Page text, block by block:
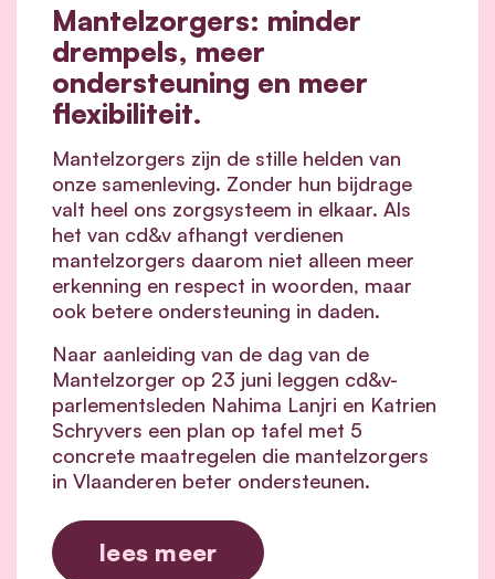
Mantelzorgers: minder
drempels, meer
ondersteuning en meer
flexibiliteit.
Mantelzorgers zijn de stille helden van
onze samenleving. Zonder hun bijdrage
valt heel ons zorgsysteem in elkaar. Als
het van cd&v afhangt verdienen
mantelzorgers daarom niet alleen meer
erkenning en respect in woorden, maar
ook betere ondersteuning in daden.
Naar aanleiding van de dag van de
Mantelzorger op 23 juni leggen cd&v-
parlementsleden Nahima Lanjri en Katrien
Schryvers een plan op tafel met 5
concrete maatregelen die mantelzorgers
in Vlaanderen beter ondersteunen.
lees meer